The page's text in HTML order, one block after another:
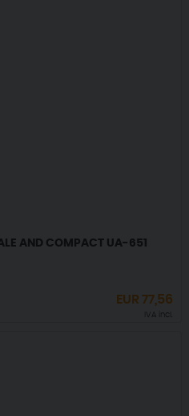
AND COMPACT UA-651
EUR77,56
IVA incl.